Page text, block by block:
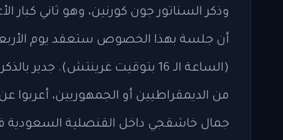
وذكر السناتور جون كورنين، وهو ثاني
(الساعة الـ 16 بتوقيت غرينتش).
من الديمقراطيين أو الجمهوريين،
جمال خاشقجي داخل القنصلية السعودية